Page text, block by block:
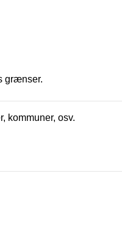
grænser.
kommuner, osv.